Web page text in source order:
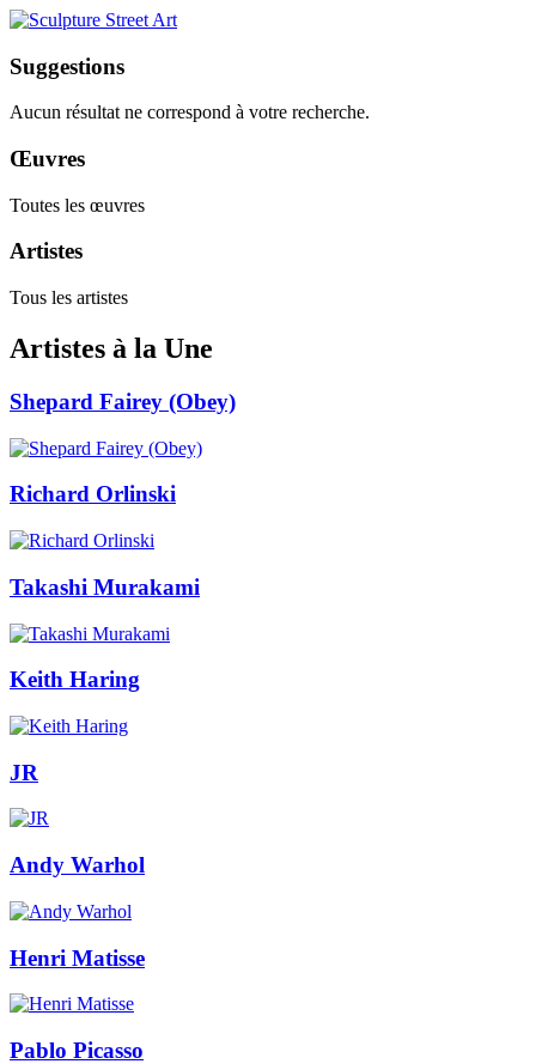
Suggestions
Aucun résultat ne correspond à votre recherche.
Œuvres
Toutes les œuvres
Artistes
Tous les artistes
Artistes à la Une
Shepard Fairey (Obey)
Richard Orlinski
Takashi Murakami
Keith Haring
JR
Andy Warhol
Henri Matisse
Pablo Picasso